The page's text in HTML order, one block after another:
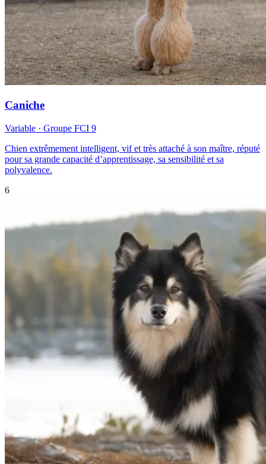
Caniche
Variable · Groupe FCI 9
Chien extrêmement intelligent, vif et très attaché à son maître, réputé
pour sa grande capacité d’apprentissage, sa sensibilité et sa
polyvalence.
6